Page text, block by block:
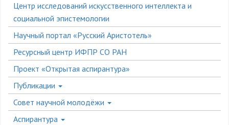
Центр исследований искусственного интеллекта и
социальной эпистемологии
Научный портал «Русский Аристотель»
Ресурсный центр ИФПР СО РАН
Проект «Открытая аспирантура»
Публикации
Совет научной молодёжи
Аспирантура